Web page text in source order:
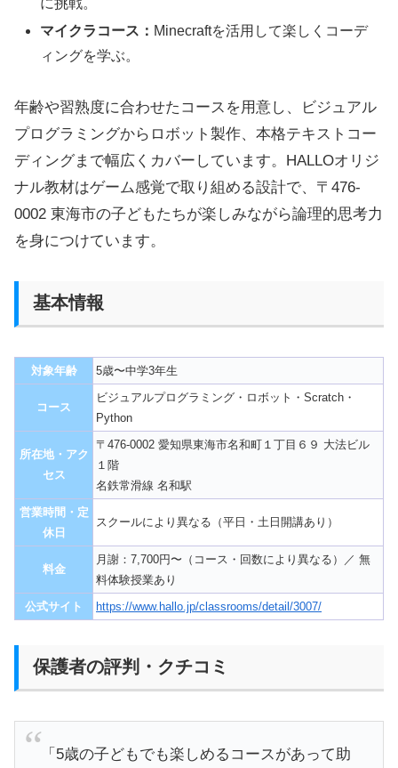
マイクラコース： Minecraftを活用して楽しくコーデ
ィングを学ぶ。
年齢や習熟度に合わせたコースを用意し、ビジュアル
プログラミングからロボット製作、本格テキストコー
ディングまで幅広くカバーしています。HALLOオリジ
ナル教材はゲーム感覚で取り組める設計で、〒476-
0002 東海市の子どもたちが楽しみながら論理的思考力
を身につけています。
基本情報
対象年齢 5歳〜中学3年生
コース
ビジュアルプログラミング・ロボット・Scratch・
Python
所在地・アク
セス
〒476-0002 愛知県東海市名和町１丁目６９ 大法ビル
１階
名鉄常滑線 名和駅
営業時間・定
休日
スクールにより異なる（平日・土日開講あり）
料金
月謝：7,700円〜（コース・回数により異なる）／ 無
料体験授業あり
公式サイト
https://www.hallo.jp/classrooms/detail/3007/
保護者の評判・クチコミ
「5歳の子どもでも楽しめるコースがあって助